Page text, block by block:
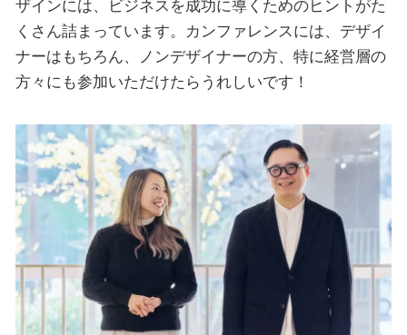
ザインには、ビジネスを成功に導くためのヒントがた
くさん詰まっています。カンファレンスには、デザイ
ナーはもちろん、ノンデザイナーの方、特に経営層の
方々にも参加いただけたらうれしいです！